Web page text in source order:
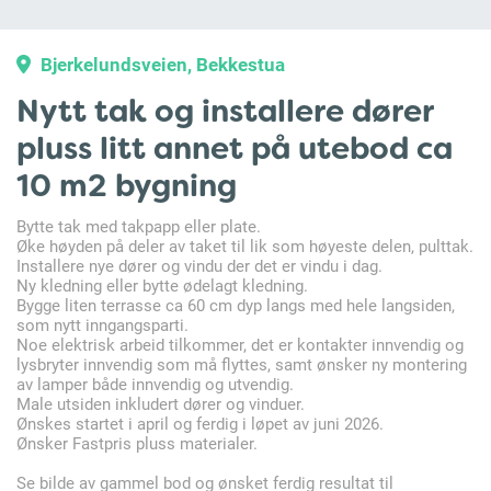
Bjerkelundsveien, Bekkestua
Nytt tak og installere dører
pluss litt annet på utebod ca
10 m2 bygning
Bytte tak med takpapp eller plate.
Øke høyden på deler av taket til lik som høyeste delen, pulttak.
Installere nye dører og vindu der det er vindu i dag.
Ny kledning eller bytte ødelagt kledning.
Bygge liten terrasse ca 60 cm dyp langs med hele langsiden,
som nytt inngangsparti.
Noe elektrisk arbeid tilkommer, det er kontakter innvendig og
lysbryter innvendig som må flyttes, samt ønsker ny montering
av lamper både innvendig og utvendig.
Male utsiden inkludert dører og vinduer.
Ønskes startet i april og ferdig i løpet av juni 2026.
Ønsker Fastpris pluss materialer.
Se bilde av gammel bod og ønsket ferdig resultat til